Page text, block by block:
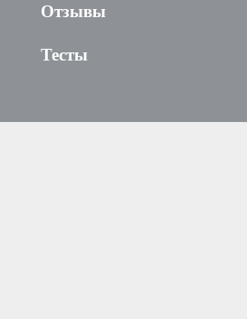
Отзывы
Тесты